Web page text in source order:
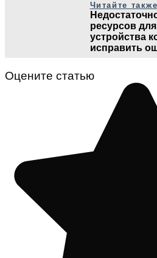
Читайте
ресурсов
устройства
исправить
Оцените статью